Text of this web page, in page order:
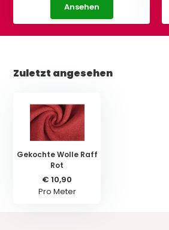
Ansehen
Zuletzt angesehen
Gekochte Wolle Raff
Rot
€ 10,90
Pro Meter